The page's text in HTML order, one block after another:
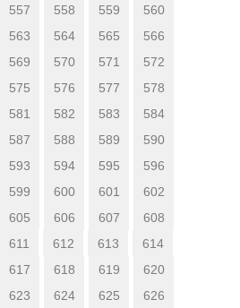
557 558 559
560
563 564 565
566
569 570 571
572
575 576 577
578
581 582 583
584
587 588 589
590
593 594 595
596
599 600 601
602
605 606 607
608
611 612 613
614
617 618 619
620
623 624 625 626